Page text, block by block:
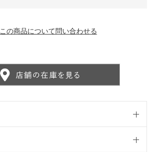
この商品について問い合わせる